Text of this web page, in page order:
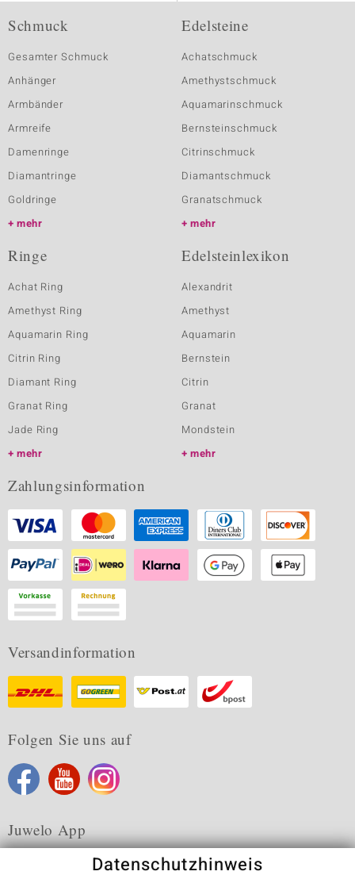
Schmuck
Gesamter Schmuck
Anhänger
Armbänder
Armreife
Damenringe
Diamantringe
Goldringe
mehr
Edelsteine
Achatschmuck
Amethystschmuck
Aquamarinschmuck
Bernsteinschmuck
Citrinschmuck
Diamantschmuck
Granatschmuck
mehr
Ringe
Achat Ring
Amethyst Ring
Aquamarin Ring
Citrin Ring
Diamant Ring
Granat Ring
Jade Ring
mehr
Edelsteinlexikon
Alexandrit
Amethyst
Aquamarin
Bernstein
Citrin
Granat
Mondstein
mehr
Zahlungsinformation
Versandinformation
Folgen Sie uns auf
Juwelo App
Datenschutzhinweis